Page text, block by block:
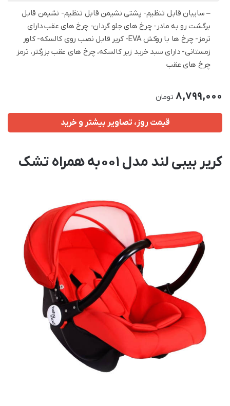
– سایبان قابل تنظیم- پشتی نشیمن قابل تنظیم- نشیمن قابل
برگشت رو به مادر- چرخ های جلو گردان- چرخ های عقب دارای
ترمز- چرخ ها با روکش EVA- کریر قابل نصب روی کالسکه- کاور
زمستانی- دارای سبد خرید زیر کالسکه، چرخ های عقب بزرگتر، ترمز
چرخ های عقب
8,799,000 تومان
قیمت روز، تصاویر بیشتر و خرید
کریر بیبی لند مدل 001 به همراه تشک